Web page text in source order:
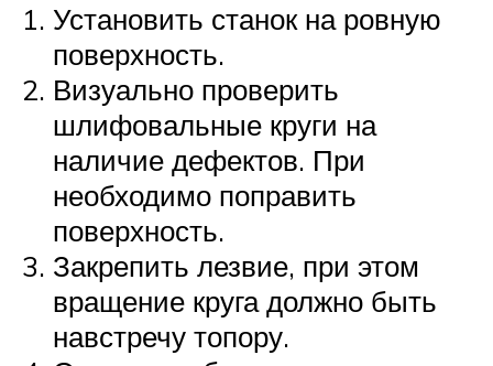
Установить станок на ровную
поверхность.
Визуально проверить
шлифовальные круги на
наличие дефектов. При
необходимо поправить
поверхность.
Закрепить лезвие, при этом
вращение круга должно быть
навстречу топору.